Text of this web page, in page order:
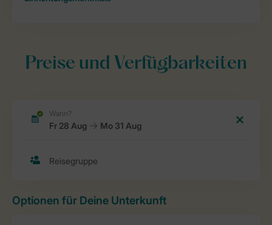
Preise und Verfügbarkeiten
Optionen für Deine Unterkunft